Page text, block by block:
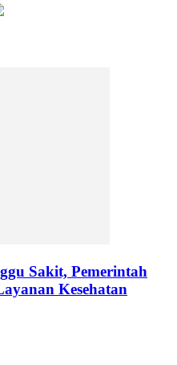
Sakit, Pemerintah
Kesehatan